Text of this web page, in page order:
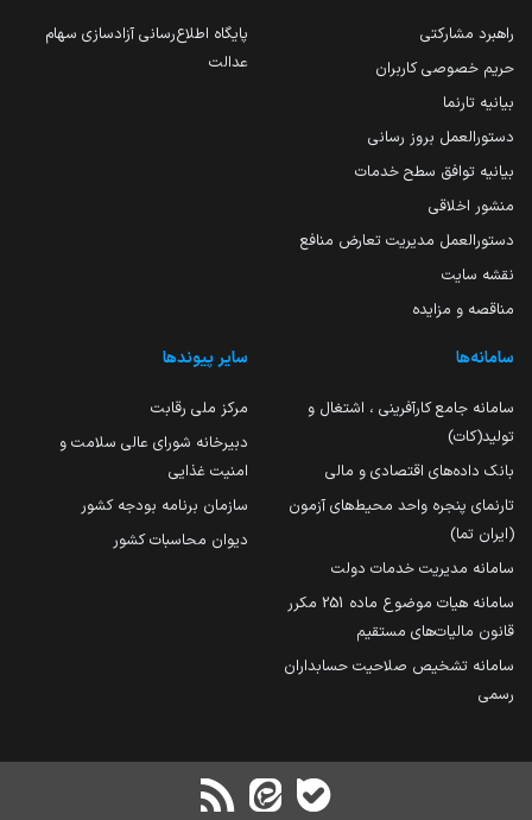
راهبرد مشارکتی
حریم خصوصی کاربران
بیانیه تارنما
دستورالعمل بروز رسانی
بیانیه توافق سطح خدمات
منشور اخلاقی
دستورالعمل مدیریت تعارض منافع
نقشه سایت
مناقصه و مزایده
پایگاه اطلاع‌رسانی آزادسازی سهام
عدالت
سامانه‌ها
سامانه جامع کارآفرینی ، اشتغال و
تولید(کات)
بانک داده‌های اقتصادی و مالی
تارنمای پنجره واحد محیط‌های آزمون
(ایران تما)
سامانه مدیریت خدمات دولت
سامانه هیات موضوع ماده 251 مکرر
قانون مالیات‌های مستقیم
سامانه تشخیص صلاحیت حسابداران
رسمی
سایر پیوندها
مرکز ملی رقابت
دبیرخانه شورای عالی سلامت و
امنیت غذایی
سازمان برنامه بودجه کشور
دیوان محاسبات کشور